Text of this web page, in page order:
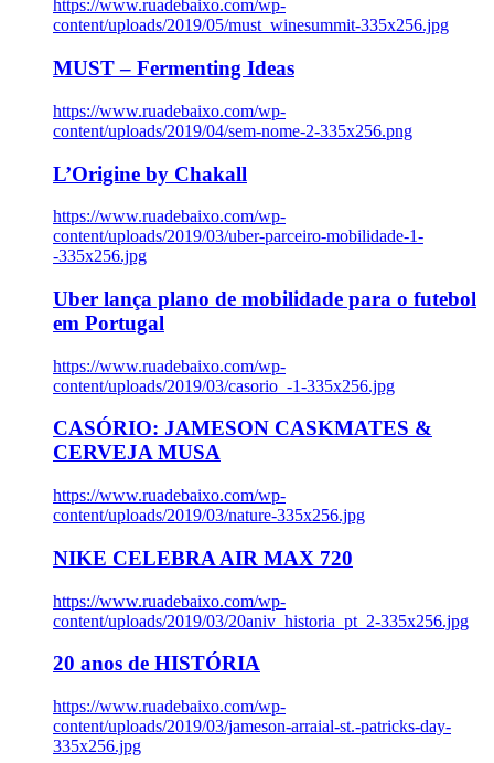
https://www.ruadebaixo.com/wp-
content/uploads/2019/05/must_winesummit-335x256.jpg
MUST – Fermenting Ideas
https://www.ruadebaixo.com/wp-
content/uploads/2019/04/sem-nome-2-335x256.png
L’Origine by Chakall
https://www.ruadebaixo.com/wp-
content/uploads/2019/03/uber-parceiro-mobilidade-1-
-335x256.jpg
Uber lança plano de mobilidade para o futebol
em Portugal
https://www.ruadebaixo.com/wp-
content/uploads/2019/03/casorio_-1-335x256.jpg
CASÓRIO: JAMESON CASKMATES &
CERVEJA MUSA
https://www.ruadebaixo.com/wp-
content/uploads/2019/03/nature-335x256.jpg
NIKE CELEBRA AIR MAX 720
https://www.ruadebaixo.com/wp-
content/uploads/2019/03/20aniv_historia_pt_2-335x256.jpg
20 anos de HISTÓRIA
https://www.ruadebaixo.com/wp-
content/uploads/2019/03/jameson-arraial-st.-patricks-day-
335x256.jpg